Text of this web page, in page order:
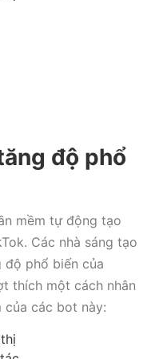
độ phổ
mềm tự động tạo
Các nhà sáng tạo
độ phổ biến của
thích một cách nhân
các bot này: